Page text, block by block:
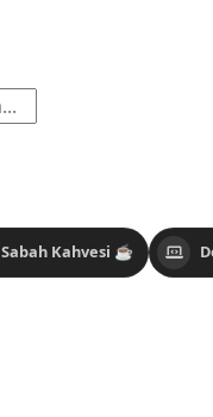
Sabah Kahvesi ☕